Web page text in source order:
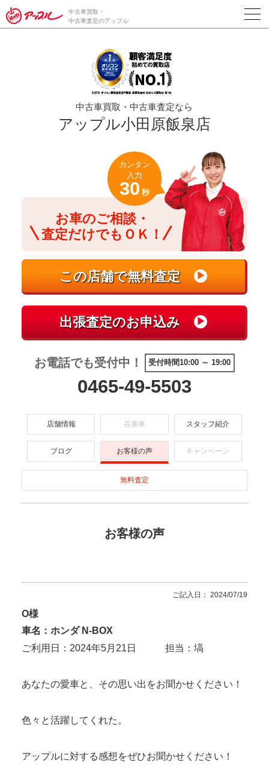
/*ABテスト_新規査定フォームの為のCVボタン*/
中古車買取・
中古車査定のアップル
中古車買取・中古車査定なら
アップル小田原飯泉店
お車のご相談・
査定だけでもＯＫ！
カンタン
入力
30 秒
お電話でも受付中！ 受付時間10:00 ～ 19:00
0465-49-5503
店舗情報 在庫車 スタッフ紹介
ブログ お客様の声 キャンペーン
無料査定
お客様の声
ご記入日： 2024/07/19
O様
車名：ホンダ N-BOX
ご利用日：2024年5月21日 担当：塙
あなたの愛車と、その思い出をお聞かせください！
色々と活躍してくれた。
アップルに対する感想をぜひお聞かせください！